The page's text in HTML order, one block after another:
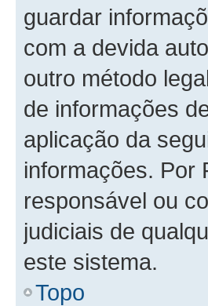
guardar
com a devida
outro método
de informações
aplicação da
informações. Por
responsável ou
judiciais de
este sistema.
Topo